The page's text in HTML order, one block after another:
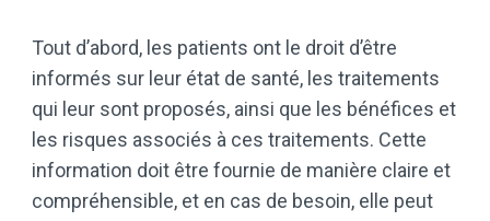
Tout d’abord, les patients ont le droit d’être
informés sur leur état de santé, les traitements
qui leur sont proposés, ainsi que les bénéfices et
les risques associés à ces traitements. Cette
information doit être fournie de manière claire et
compréhensible, et en cas de besoin, elle peut